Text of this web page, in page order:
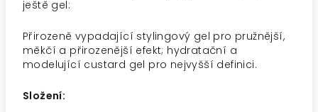
ještě gel:
Přirozeně vypadající stylingový gel pro pružnější,
měkčí a přirozenější efekt; hydratační a
modelující custard gel pro nejvyšší definici.
Složení: